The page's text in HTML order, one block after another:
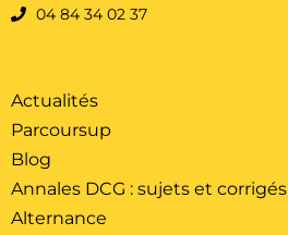
04 84 34 02 37
Actualités
Parcoursup
Blog
Annales DCG : sujets et corrigés
Alternance